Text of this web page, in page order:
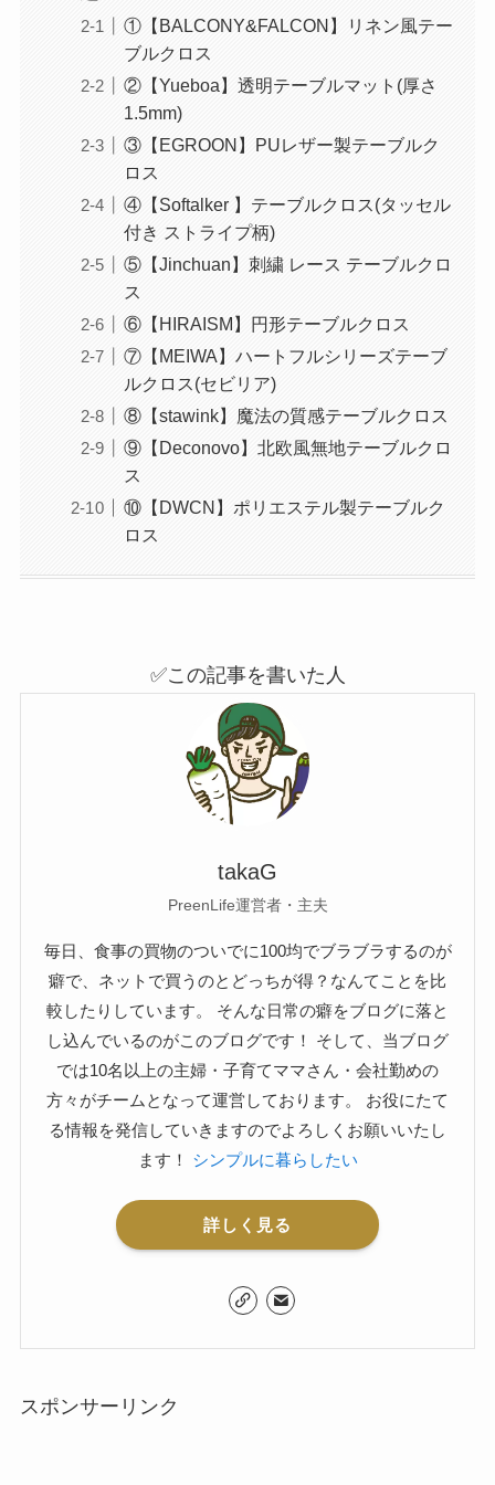
①【BALCONY&FALCON】リネン風テー
ブルクロス
②【Yueboa】透明テーブルマット(厚さ
1.5mm)
③【EGROON】PUレザー製テーブルク
ロス
④【Softalker 】テーブルクロス(タッセル
付き ストライプ柄)
⑤【Jinchuan】刺繍 レース テーブルクロ
ス
⑥【HIRAISM】円形テーブルクロス
⑦【MEIWA】ハートフルシリーズテーブ
ルクロス(セビリア)
⑧【stawink】魔法の質感テーブルクロス
⑨【Deconovo】北欧風無地テーブルクロ
ス
⑩【DWCN】ポリエステル製テーブルク
ロス
✅この記事を書いた人
takaG
PreenLife運営者・主夫
毎日、食事の買物のついでに100均でブラブラするのが
癖で、ネットで買うのとどっちが得？なんてことを比
較したりしています。 そんな日常の癖をブログに落と
し込んでいるのがこのブログです！ そして、当ブログ
では10名以上の主婦・子育てママさん・会社勤めの
方々がチームとなって運営しております。 お役にたて
る情報を発信していきますのでよろしくお願いいたし
ます！ シンプルに暮らしたい
詳しく見る
スポンサーリンク